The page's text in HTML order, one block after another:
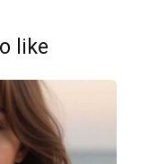
like